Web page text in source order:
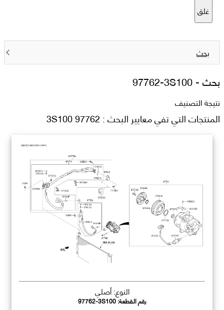
غلق
بحث
بحث -97762-3S100
نتيجة التصنيف
المنتجات التي تفي معايير البحث : 97762 3S100
النوع: أصلي
رقم القطعة:97762-3S100